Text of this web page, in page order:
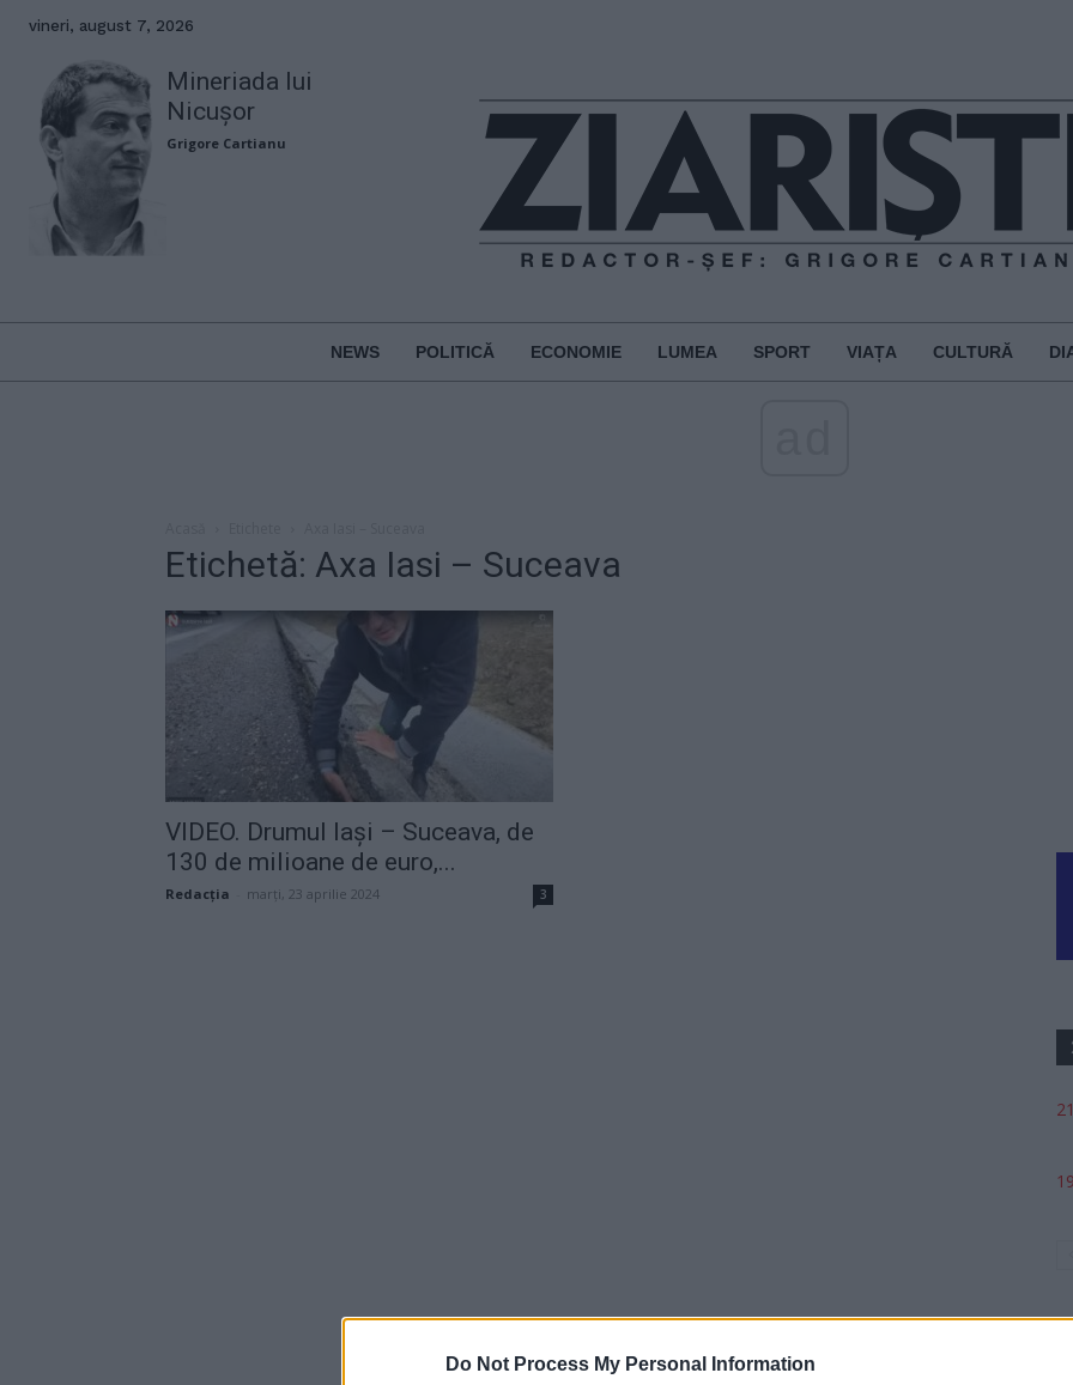
Do Not Process My Personal Information
vineri, august 7, 2026
Mineriada lui
Nicușor
Grigore Cartianu
NEWS POLITICĂ ECONOMIE LUMEA SPORT VIAȚA CULTURĂ
Etichetă: Axa Iasi – Suceava
VIDEO. Drumul Iași – Suceava, de
130 de milioane de euro,...
Redacţia marți, 23 aprilie 2024 3